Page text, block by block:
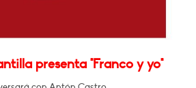
presenta "Franco y yo"